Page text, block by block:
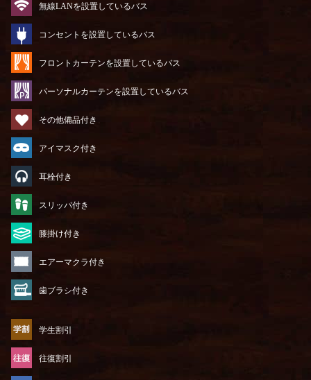
無線LANを設置しているバス
コンセントを設置しているバス
フロントカーテンを設置しているバス
パーソナルカーテンを設置しているバス
その他備品付き
アイマスク付き
耳栓付き
スリッパ付き
膝掛け付き
エアーマクラ付き
歯ブラシ付き
学生割引
往復割引